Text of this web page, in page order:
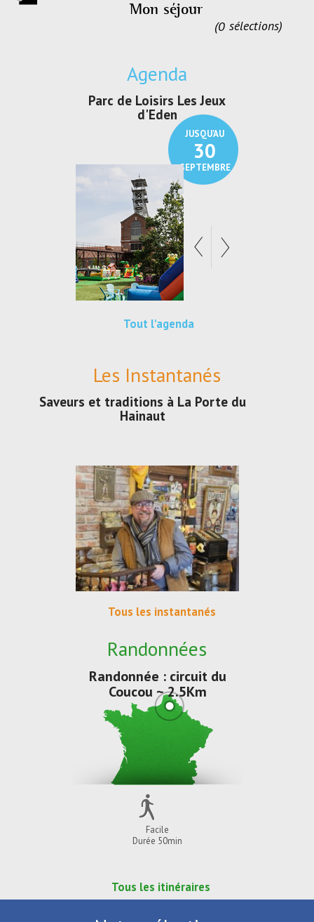
Mon séjour
sélections
0
Agenda
SEPTEMBRE
JUSQU'AU
21
SEPTEMBRE
Exposition "Lucien Jonas -
Au pays du charbon ...
Tout l'agenda
Les Instantanés
Saveurs et traditions à La Porte du
Hainaut
Tous les instantanés
Randonnées
Randonnée : circuit du
Coucou ~ 2.5Km
Facile
Durée 50min
Tous les itinéraires